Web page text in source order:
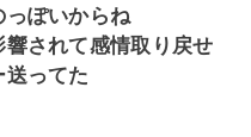
っぽいからね
されて感情取り戻せ
ってた